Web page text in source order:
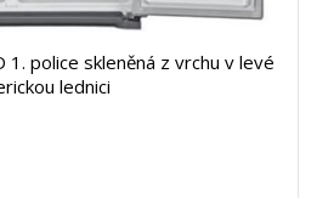
police skleněná z vrchu v levé
lednici